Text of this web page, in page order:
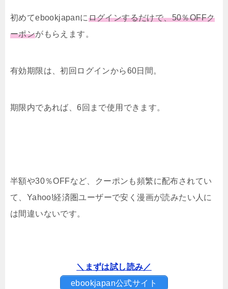
初めてebookjapanにログインするだけで、50％OFFク
ーポンがもらえます。
有効期限は、初回ログインから60日間。
期限内であれば、6回まで使用できます。
半額や30％OFFなど、クーポンも頻繁に配布されてい
て、Yahoo!経済圏ユーザーで安く漫画が読みたい人に
は間違いないです。
＼まずは試し読み／
ebookjapan公式サイト